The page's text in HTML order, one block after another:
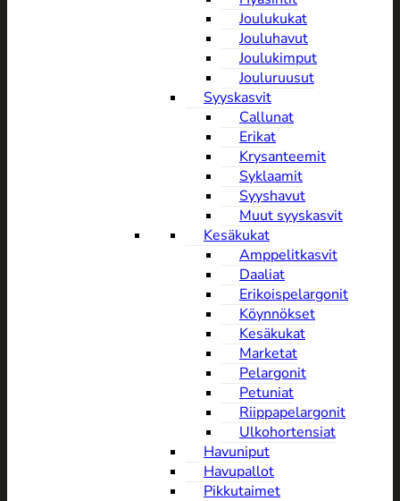
Joulukukat
Jouluhavut
Joulukimput
Jouluruusut
Syyskasvit
Callunat
Erikat
Krysanteemit
Syklaamit
Syyshavut
Muut syyskasvit
Kesäkukat
Amppelitkasvit
Daaliat
Erikoispelargonit
Köynnökset
Kesäkukat
Marketat
Pelargonit
Petuniat
Riippapelargonit
Ulkohortensiat
Havuniput
Havupallot
Pikkutaimet